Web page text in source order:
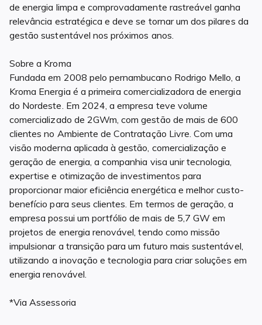
de energia limpa e comprovadamente rastreável ganha
relevância estratégica e deve se tornar um dos pilares da
gestão sustentável nos próximos anos.
Sobre a Kroma
Fundada em 2008 pelo pernambucano Rodrigo Mello, a
Kroma Energia é a primeira comercializadora de energia
do Nordeste. Em 2024, a empresa teve volume
comercializado de 2GWm, com gestão de mais de 600
clientes no Ambiente de Contratação Livre. Com uma
visão moderna aplicada à gestão, comercialização e
geração de energia, a companhia visa unir tecnologia,
expertise e otimização de investimentos para
proporcionar maior eficiência energética e melhor custo-
benefício para seus clientes. Em termos de geração, a
empresa possui um portfólio de mais de 5,7 GW em
projetos de energia renovável, tendo como missão
impulsionar a transição para um futuro mais sustentável,
utilizando a inovação e tecnologia para criar soluções em
energia renovável.
*Via Assessoria